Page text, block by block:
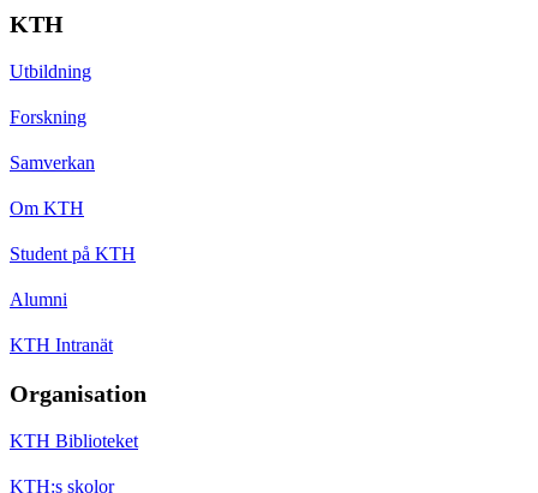
KTH
Utbildning
Forskning
Samverkan
Om KTH
Student på KTH
Alumni
KTH Intranät
Organisation
KTH Biblioteket
KTH:s skolor